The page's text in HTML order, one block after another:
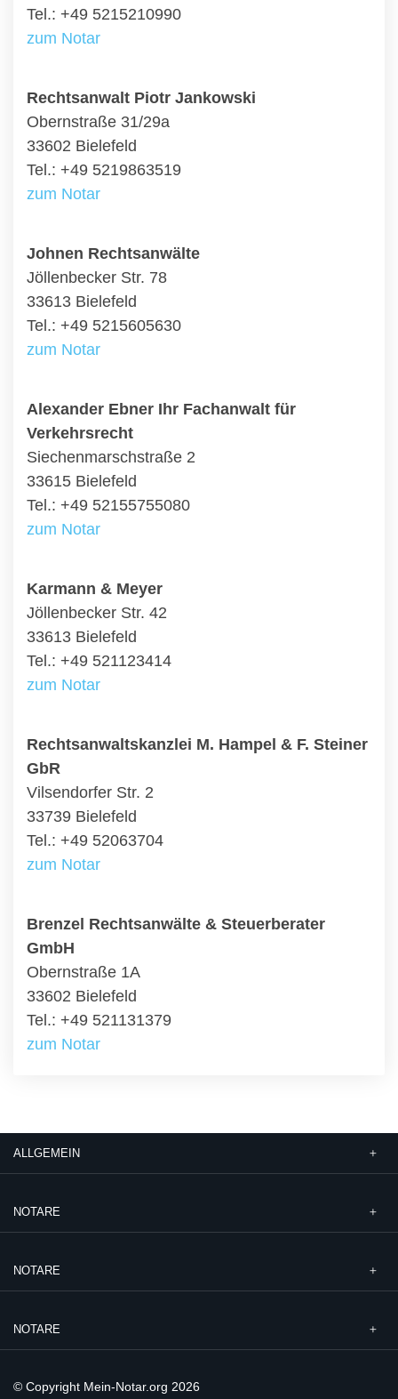
Tel.: +49 5215210990
zum Notar
Rechtsanwalt Piotr Jankowski
Obernstraße 31/29a
33602 Bielefeld
Tel.: +49 5219863519
zum Notar
Johnen Rechtsanwälte
Jöllenbecker Str. 78
33613 Bielefeld
Tel.: +49 5215605630
zum Notar
Alexander Ebner Ihr Fachanwalt für
Verkehrsrecht
Siechenmarschstraße 2
33615 Bielefeld
Tel.: +49 52155755080
zum Notar
Karmann & Meyer
Jöllenbecker Str. 42
33613 Bielefeld
Tel.: +49 521123414
zum Notar
Rechtsanwaltskanzlei M. Hampel & F. Steiner
GbR
Vilsendorfer Str. 2
33739 Bielefeld
Tel.: +49 52063704
zum Notar
Brenzel Rechtsanwälte & Steuerberater
GmbH
Obernstraße 1A
33602 Bielefeld
Tel.: +49 521131379
zum Notar
ALLGEMEIN
NOTARE
NOTARE
NOTARE
© Copyright Mein-Notar.org 2026